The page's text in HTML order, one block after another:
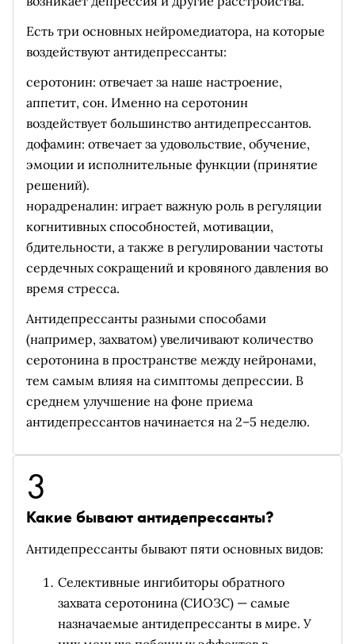
Есть три основных нейромедиатора, на которые
воздействуют антидепрессанты:
серотонин: отвечает за наше настроение,
аппетит, сон. Именно на серотонин
воздействует большинство антидепрессантов.
дофамин: отвечает за удовольствие, обучение,
эмоции и исполнительные функции (принятие
решений).
норадреналин: играет важную роль в регуляции
когнитивных способностей, мотивации,
бдительности, а также в регулировании частоты
сердечных сокращений и кровяного давления во
время стресса.
Антидепрессанты разными способами
(например, захватом) увеличивают количество
серотонина в пространстве между нейронами,
тем самым влияя на симптомы депрессии. В
среднем улучшение на фоне приема
антидепрессантов начинается на 2–5 неделю.
3
Какие бывают антидепрессанты?
Антидепрессанты бывают пяти основных видов:
Селективные ингибиторы обратного
захвата серотонина (СИОЗС) — самые
назначаемые антидепрессанты в мире. У